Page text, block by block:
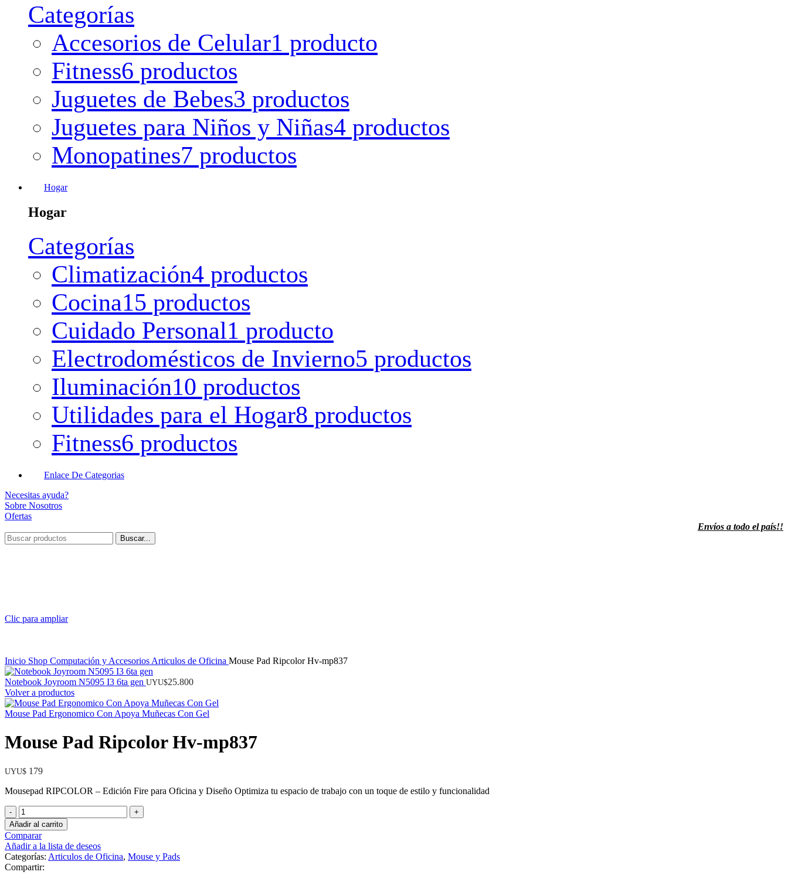
Categorías
Accesorios de Celular1 producto
Fitness6 productos
Juguetes de Bebes3 productos
Juguetes para Niños y Niñas4 productos
Monopatines7 productos
Hogar
Hogar
Categorías
Climatización4 productos
Cocina15 productos
Cuidado Personal1 producto
Electrodomésticos de Invierno5 productos
Iluminación10 productos
Utilidades para el Hogar8 productos
Fitness6 productos
Enlace De Categorias
Necesitas ayuda?
Sobre Nosotros
Ofertas
Envíos a todo el país!!
Buscar...
Clic para ampliar
Inicio Shop Computación y Accesorios Articulos de Oficina Mouse Pad Ripcolor Hv-mp837
Notebook Joyroom N5095 I3 6ta gen UYU$25.800
Volver a productos
Mouse Pad Ergonomico Con Apoya Muñecas Con Gel
Mouse Pad Ripcolor Hv-mp837
UYU$ 179
Mousepad RIPCOLOR – Edición Fire para Oficina y Diseño Optimiza tu espacio de trabajo con un toque de estilo y funcionalidad
Mouse
Pad
Ripcolor
Hv-
mp837
cantidad
Añadir al carrito
Comparar
Añadir a la lista de deseos
Categorías: Articulos de Oficina, Mouse y Pads
Compartir: